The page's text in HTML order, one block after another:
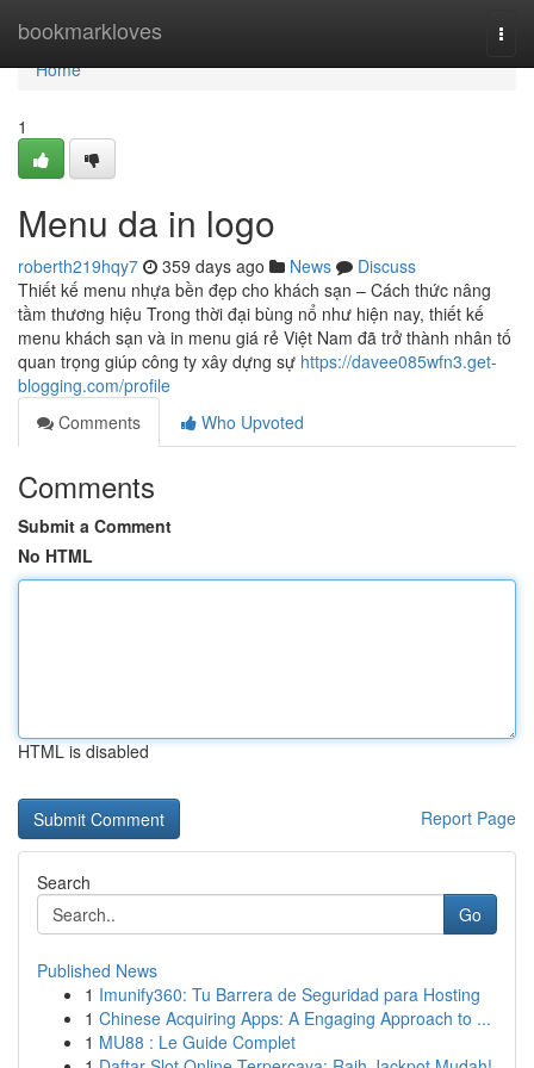
bookmarkloves
Home
Home
1
Menu da in logo
roberth219hqy7 359 days ago News
Discuss
Thiết kế menu nhựa bền đẹp cho khách sạn – Cách thức nâng
tầm thương hiệu Trong thời đại bùng nổ như hiện nay, thiết kế
menu khách sạn và in menu giá rẻ Việt Nam đã trở thành nhân tố
quan trọng giúp công ty xây dựng sự https://davee085wfn3.get-
blogging.com/profile
Comments
Who Upvoted
Comments
Submit a Comment
No HTML
HTML is disabled
Report Page
Search
Go
Published News
1 Imunify360: Tu Barrera de Seguridad para Hosting
1 Chinese Acquiring Apps: A Engaging Approach to ...
1 MU88 : Le Guide Complet